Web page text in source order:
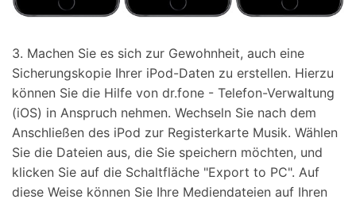
3. Machen Sie es sich zur Gewohnheit, auch eine
Sicherungskopie Ihrer iPod-Daten zu erstellen. Hierzu
können Sie die Hilfe von dr.fone - Telefon-Verwaltung
(iOS) in Anspruch nehmen. Wechseln Sie nach dem
Anschließen des iPod zur Registerkarte Musik. Wählen
Sie die Dateien aus, die Sie speichern möchten, und
klicken Sie auf die Schaltfläche "Export to PC". Auf
diese Weise können Sie Ihre Mediendateien auf Ihren